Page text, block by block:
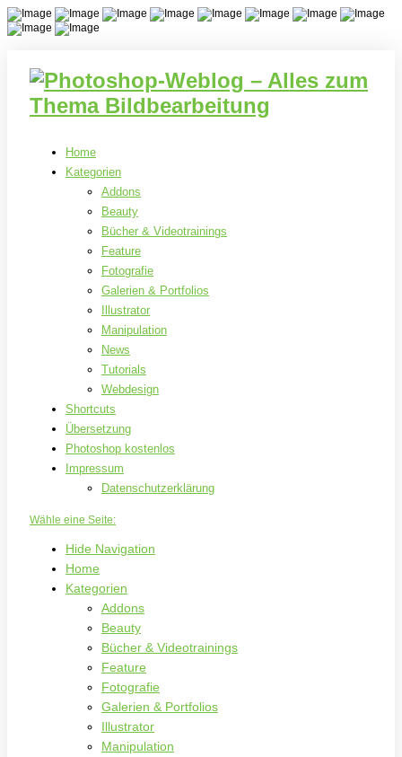
Home
Kategorien
Addons
Beauty
Bücher & Videotrainings
Feature
Fotografie
Galerien & Portfolios
Illustrator
Manipulation
News
Tutorials
Webdesign
Shortcuts
Übersetzung
Photoshop kostenlos
Impressum
Datenschutzerklärung
Wähle eine Seite:
Hide Navigation
Home
Kategorien
Addons
Beauty
Bücher & Videotrainings
Feature
Fotografie
Galerien & Portfolios
Illustrator
Manipulation